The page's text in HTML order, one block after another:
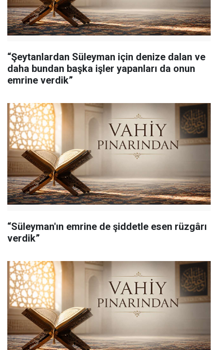
“Şeytanlardan Süleyman için denize dalan ve
daha bundan başka işler yapanları da onun
emrine verdik”
“Süleyman'ın emrine de şiddetle esen rüzgârı
verdik”